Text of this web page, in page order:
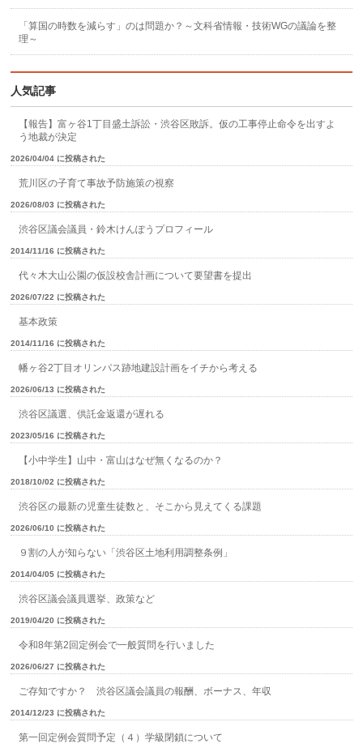
「算国の時数を減らす」のは問題か？～文科省情報・技術WGの議論を整
理～
人気記事
【報告】富ヶ谷1丁目盛土訴訟・渋谷区敗訴。仮の工事停止命令を出すよ
う地裁が決定
2026/04/04 に投稿された
荒川区の子育て事故予防施策の視察
2026/08/03 に投稿された
渋谷区議会議員・鈴木けんぽうプロフィール
2014/11/16 に投稿された
代々木大山公園の仮設校舎計画について要望書を提出
2026/07/22 に投稿された
基本政策
2014/11/16 に投稿された
幡ヶ谷2丁目オリンパス跡地建設計画をイチから考える
2026/06/13 に投稿された
渋谷区議選、供託金返還が遅れる
2023/05/16 に投稿された
【小中学生】山中・富山はなぜ無くなるのか？
2018/10/02 に投稿された
渋谷区の最新の児童生徒数と、そこから見えてくる課題
2026/06/10 に投稿された
９割の人が知らない「渋谷区土地利用調整条例」
2014/04/05 に投稿された
渋谷区議会議員選挙、政策など
2019/04/20 に投稿された
令和8年第2回定例会で一般質問を行いました
2026/06/27 に投稿された
ご存知ですか？ 渋谷区議会議員の報酬、ボーナス、年収
2014/12/23 に投稿された
第一回定例会質問予定（４）学級閉鎖について